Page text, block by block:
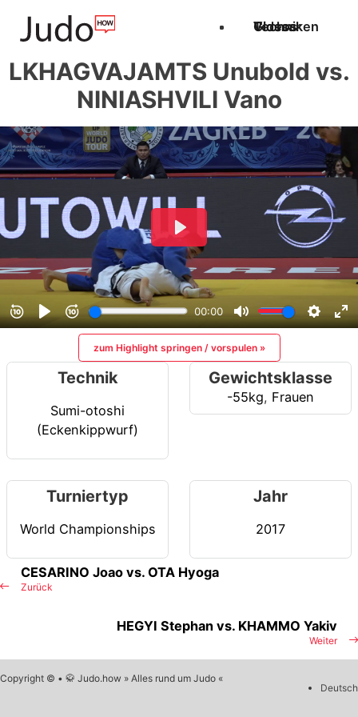
Techniken
Videos
Glossar
LKHAGVAJAMTS Unubold vs.
NINIASHVILI Vano
zum Highlight springen / vorspulen »
Technik
Sumi-otoshi
(Eckenkippwurf)
Gewichtsklasse
-55kg, Frauen
Turniertyp
World Championships
Jahr
2017
Zurück
CESARINO Joao vs. OTA Hyoga
Weiter
HEGYI Stephan vs. KHAMMO Yakiv
Copyright © • 🥋 Judo.how » Alles rund um Judo «
Deutsch